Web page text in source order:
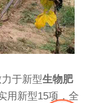
于新型生物肥
用新型15项，全